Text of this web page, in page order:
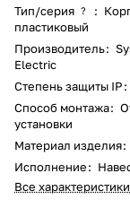
Тип/серия ? :
пластиковый
Производитель:
Electric
Степень защиты IP:
Способ монтажа:
установки
Материал изделия:
Исполнение:
Все характеристики